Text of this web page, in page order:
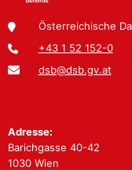
Österreichische
+43 1 52 152-0
dsb@dsb.gv.at
Adresse:
Barichgasse 40-42
1030 Wien